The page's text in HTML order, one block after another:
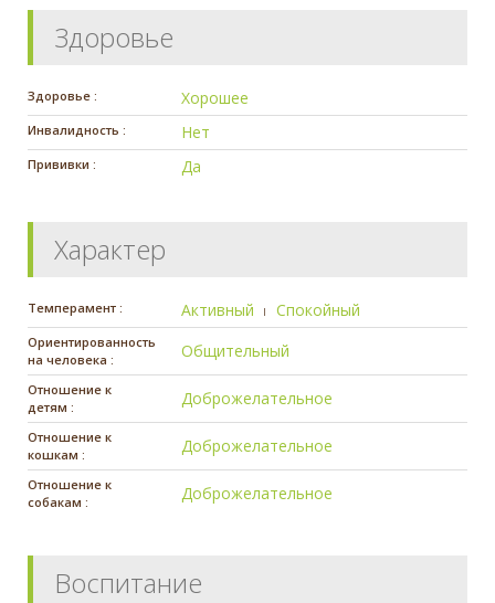
Здоровье
Здоровье : Хорошее
Инвалидность : Нет
Прививки : Да
Характер
Темперамент : Активный Спокойный
Ориентированность
на человека :
Общительный
Отношение к
детям :
Доброжелательное
Отношение к
кошкам :
Доброжелательное
Отношение к
собакам :
Доброжелательное
Воспитание